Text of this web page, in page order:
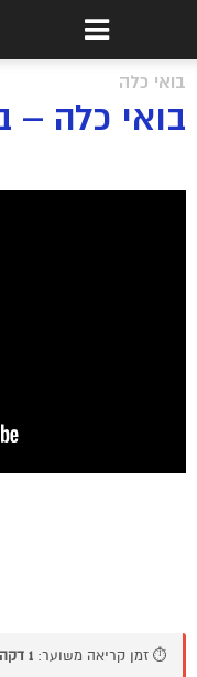
בואי כלה
בואי כלה
⏱️ זמן קריאה משוער: 1 דקה